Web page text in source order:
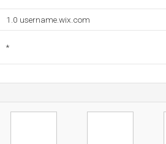
1.0 username.wix.com
*